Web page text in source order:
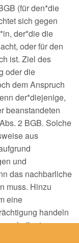
(für den*die
sich gegen
der*die die
oder für den
ist. Ziel des
oder die
dem Anspruch
der*diejenige,
beanstandeten
2 BGB. Solche
aus
und
das nachbarliche
muss. Hinzu
eine
handeln
eines